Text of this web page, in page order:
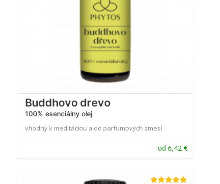
Buddhovo drevo
100% esenciálny olej
vhodný k meditáciou a do parfumových zmesí
od 6,42 €